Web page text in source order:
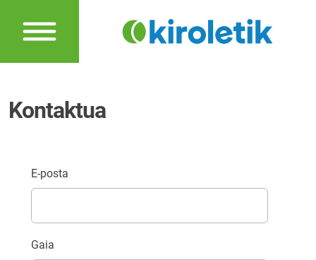
Kontaktua
E-posta
Gaia